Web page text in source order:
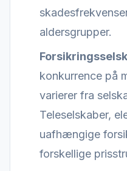
aldersgrupper.
konkurrence på
varierer fra
Teleselskaber,
uafhængige
forskellige